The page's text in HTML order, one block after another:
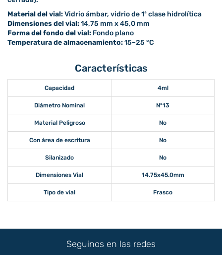
Material del vial:Vidrio ámbar, vidrio de 1ª clase hidrolítica
Dimensiones del vial:14,75 mm x 45,0 mm
Forma del fondo del vial: Fondo plano
Temperatura de almacenamiento:15–25 °C
Características
Capacidad 4ml
Diámetro Nominal N°13
Material Peligroso No
Con área de escritura No
Silanizado No
Dimensiones Vial 14.75x45.0mm
Tipo de vial Frasco
Seguinos en las redes